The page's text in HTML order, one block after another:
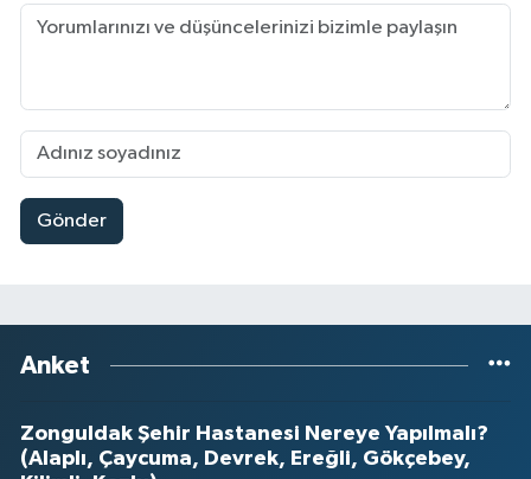
Gönder
Anket
Zonguldak Şehir Hastanesi Nereye Yapılmalı?
(Alaplı, Çaycuma, Devrek, Ereğli, Gökçebey,